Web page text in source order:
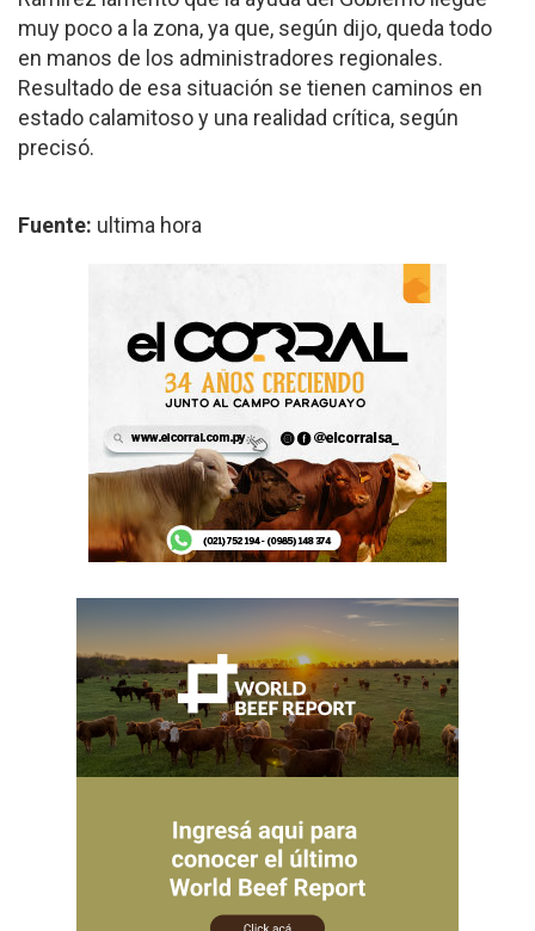
muy poco a la zona, ya que, según dijo, queda todo
en manos de los administradores regionales.
Resultado de esa situación se tienen caminos en
estado calamitoso y una realidad crítica, según
precisó.
Fuente: ultima hora